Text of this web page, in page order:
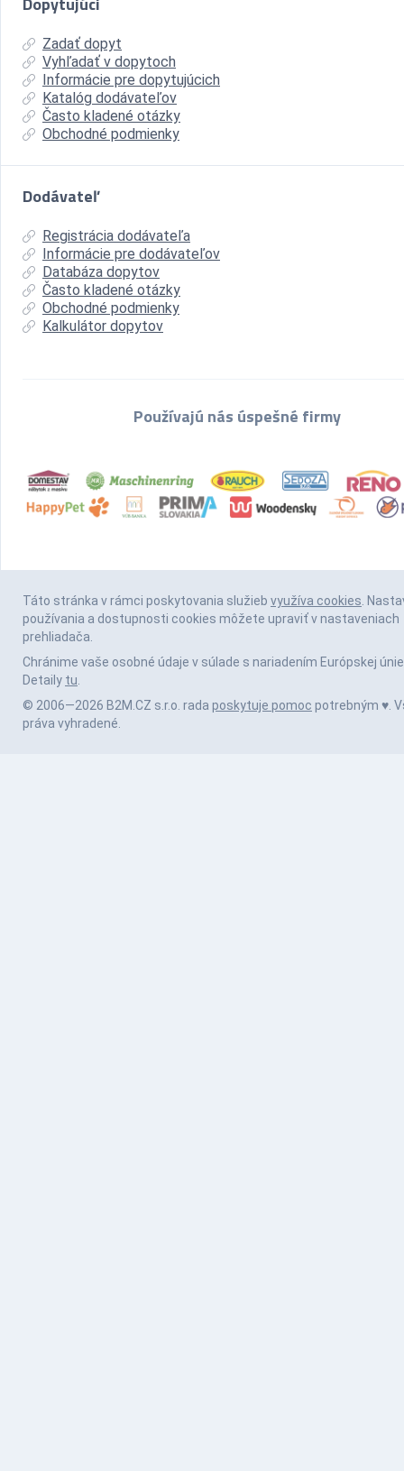
Zadať dopyt
Vyhľadať v dopytoch
Informácie pre dopytujúcich
Katalóg dodávateľov
Často kladené otázky
Obchodné podmienky
Dodávateľ
Registrácia dodávateľa
Informácie pre dodávateľov
Databáza dopytov
Často kladené otázky
Obchodné podmienky
Kalkulátor dopytov
Používajú nás úspešné firmy
Táto stránka v rámci poskytovania služieb využíva cookies.
používania a dostupnosti cookies môžete upraviť v nastaveniach
prehliadača.
Chránime vaše osobné údaje v súlade s nariadením Európskej únie
Detaily tu.
© 2006—2026 B2M.CZ s.r.o. rada poskytuje pomoc potrebným ♥️.
práva vyhradené.